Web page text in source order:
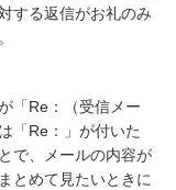
する返信がお礼のみ
「Re：（受信メー
「Re：」が付いた
で、メールの内容が
とめて見たいときに